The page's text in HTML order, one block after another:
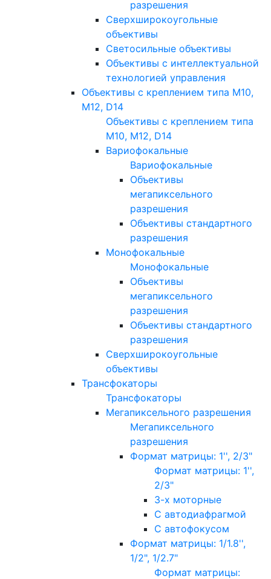
разрешения
Сверхширокоугольные
объективы
Светосильные объективы
Объективы с интеллектуальной
технологией управления
Объективы с креплением типа M10,
M12, D14
Объективы с креплением типа
M10, M12, D14
Вариофокальные
Вариофокальные
Объективы
мегапиксельного
разрешения
Объективы стандартного
разрешения
Монофокальные
Монофокальные
Объективы
мегапиксельного
разрешения
Объективы стандартного
разрешения
Сверхширокоугольные
объективы
Трансфокаторы
Трансфокаторы
Мегапиксельного разрешения
Мегапиксельного
разрешения
Формат матрицы: 1'', 2/3"
Формат матрицы: 1'',
2/3"
3-х моторные
С автодиафрагмой
С автофокусом
Формат матрицы: 1/1.8'',
1/2", 1/2.7"
Формат матрицы: